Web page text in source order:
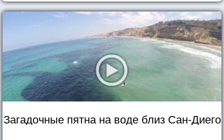
Загадочные пятна на воде близ Сан-Диего